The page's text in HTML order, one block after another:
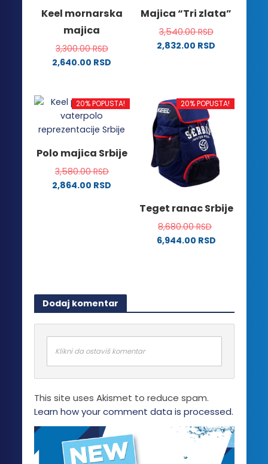
Opcije
mogu
biti
izabrane
proizvoda.
Opcije
mogu
biti
proizvoda.
Keel mornarska
majica
3,300.00RSD
2,640.00 RSD
ima
više
varijanti.
mogu
biti
izabrane
Majica “Tri zlata”
3,540.00RSD
2,832.00 RSD
više
varijanti.
Opcije
mogu
biti
izabrane
na
proizvoda.
20% POPUSTA!
Polo majica Srbije
3,580.00RSD
2,864.00 RSD
biti
izabrane
na
stranici
proizvoda.
20% POPUSTA!
Teget ranac Srbije
8,680.00RSD
6,944.00 RSD
Dodaj komentar
Klikni da ostaviš komentar
This site uses Akismet to reduce spam.
Learn how your comment data is processed.